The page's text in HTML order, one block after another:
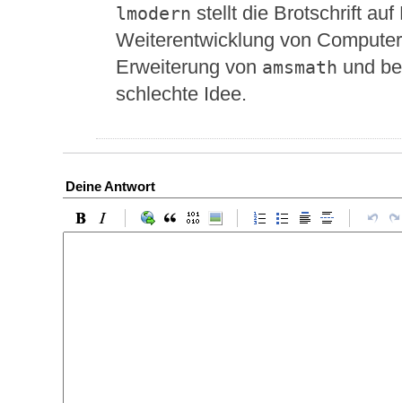
lmodern stellt die Brotschrift auf
Weiterentwicklung von
Erweiterung von amsmath und
schlechte Idee.
Deine Antwort